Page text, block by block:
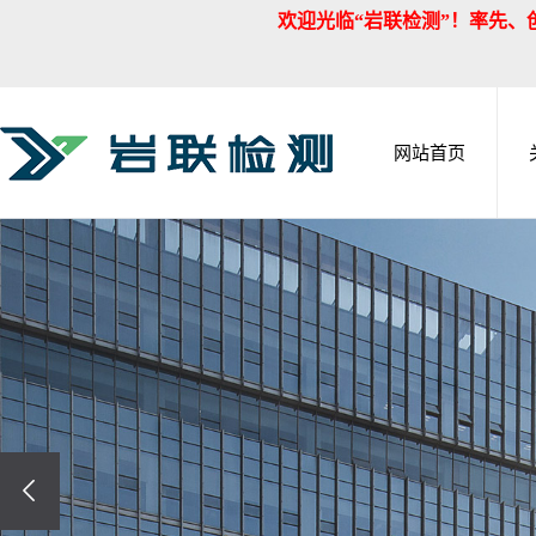
欢迎光临“岩联检测”！率先、创新、包
网站首页
企业简介 企业文化 组织结构 资质荣誉
见证取样检测 地基基础检测 主体结构检测
公司新闻 行业新闻 技术资讯
人力资源 联系我们